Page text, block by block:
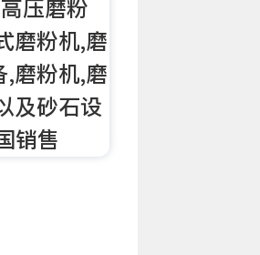
压磨粉
磨粉机,磨
,磨粉机,磨
及砂石设
销售